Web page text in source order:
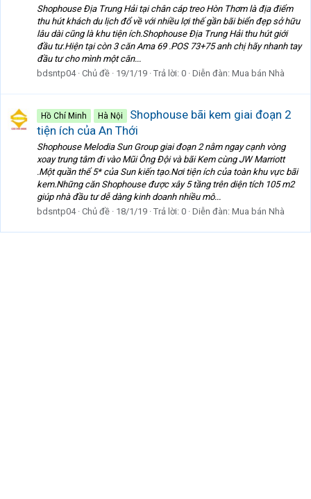
Shophouse Địa Trung Hải tại chân cáp treo Hòn Thơm là địa điểm
thu hút khách du lịch đổ về với nhiều lợi thế gần bãi biển đẹp sở hữu
lâu dài cũng là khu tiện ích.Shophouse Địa Trung Hải thu hút giới
đầu tư.Hiện tại còn 3 căn Ama 69 .POS 73+75 anh chị hãy nhanh tay
đầu tư cho mình một căn...
bdsntp04 Chủ đề 19/1/19 Trả lời: 0 Diễn đàn: Mua bán Nhà
Hồ Chí Minh Hà Nội
Shophouse bãi kem giai đoạn 2
tiện ích của An Thới
Shophouse Melodia Sun Group giai đoạn 2 nằm ngay cạnh vòng
xoay trung tâm đi vào Mũi Ông Đội và bãi Kem cùng JW Marriott
.Một quần thể 5* của Sun kiến tạo.Nơi tiện ích của toàn khu vực bãi
kem.Những căn Shophouse được xây 5 tầng trên diện tích 105 m2
giúp nhà đầu tư dễ dàng kinh doanh nhiều mô...
bdsntp04 Chủ đề 18/1/19 Trả lời: 0 Diễn đàn: Mua bán Nhà